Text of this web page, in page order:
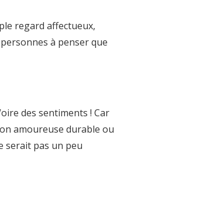
regard affectueux,
à penser que
des sentiments ! Car
amoureuse durable ou
serait pas un peu